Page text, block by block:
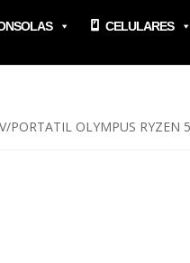
CELULARES
PORTATIL OLYMPUS